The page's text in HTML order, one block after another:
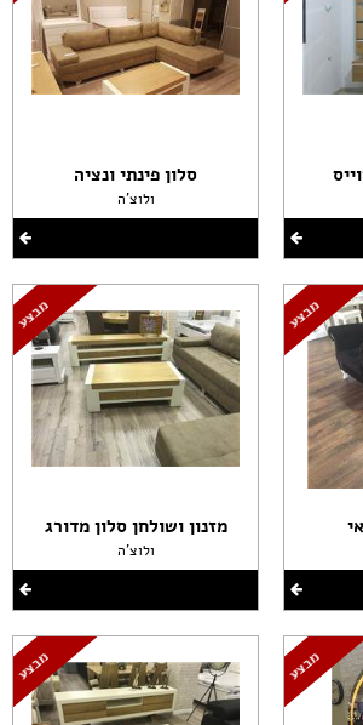
סלון פינתי ונציה
ולוצ'ה
מזנון ושולחן סלון מדורג
ולוצ'ה